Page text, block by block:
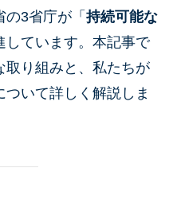
3省庁が「 持続可能な
しています。本記事で
取り組みと、私たちが
いて詳しく解説しま